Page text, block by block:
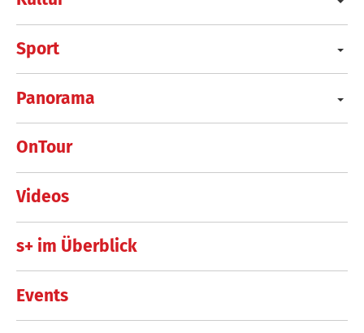
Sport
Panorama
OnTour
Videos
s+ im Überblick
Events